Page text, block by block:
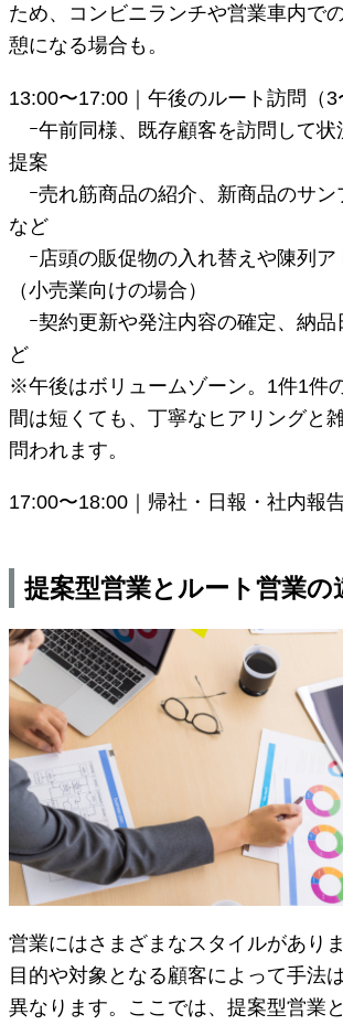
ため、コンビニランチや営業車内で
憩になる場合も。
13:00〜17:00｜午後のルート訪問（3
ｰ午前同様、既存顧客を訪問して状
提案
ｰ売れ筋商品の紹介、新商品のサン
など
ｰ店頭の販促物の入れ替えや陳列ア
（小売業向けの場合）
ｰ契約更新や発注内容の確定、納品
ど
※午後はボリュームゾーン。1件1件
間は短くても、丁寧なヒアリングと
問われます。
17:00〜18:00｜帰社・日報・社内報
提案型営業とルート営業の
営業にはさまざまなスタイルがありま
目的や対象となる顧客によって手法
異なります。ここでは、提案型営業